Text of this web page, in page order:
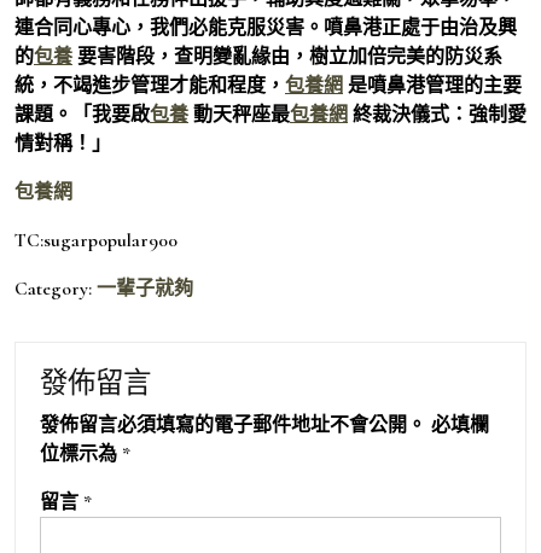
連合同心專心，我們必能克服災害。噴鼻港正處于由治及興
的包養 要害階段，查明變亂緣由，樹立加倍完美的防災系
統，不竭進步管理才能和程度， 包養網 是噴鼻港管理的主要
課題。「我要啟包養 動天秤座最包養網 終裁決儀式：強制愛
情對稱！」
包養網
TC:sugarpopular900
Category: 一輩子就夠
發佈留言
發佈留言必須填寫的電子郵件地址不會公開。 必填欄
位標示為 *
留言 *